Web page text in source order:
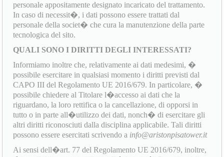
personale appositamente designato incaricato del trattamento.
In caso di necessit�, i dati possono essere trattati dal
personale della societ� che cura la manutenzione della parte
tecnologica del sito.
QUALI SONO I DIRITTI DEGLI INTERESSATI?
Informiamo inoltre che, relativamente ai dati medesimi, �
possibile esercitare in qualsiasi momento i diritti previsti dal
CAPO III del Regolamento UE 2016/679. In particolare, �
possibile chiedere al Titolare l�accesso ai dati che la
riguardano, la loro rettifica o la cancellazione, di opporsi in
tutto o in parte all�utilizzo dei dati, nonch� di esercitare gli
altri diritti riconosciuti dalla disciplina applicabile. Tali diritti
possono essere esercitati scrivendo a info@aristonpisatower.it
Ai sensi dell�art. 77 del Regolamento UE 2016/679, inoltre,